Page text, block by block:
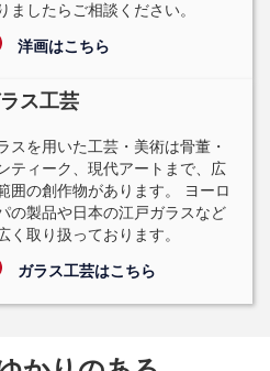
ましたらご相談ください。
洋画はこちら
ス工芸
スを用いた工芸・美術は骨董・
ティーク、現代アートまで、広
囲の創作物があります。 ヨーロ
の製品や日本の江戸ガラスなど
く取り扱っております。
ガラス工芸はこちら